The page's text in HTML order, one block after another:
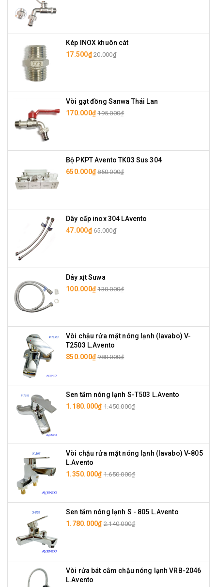
Kép INOX khuôn cát
17.500₫ 20.000₫
Vòi gạt đồng Sanwa Thái Lan
170.000₫ 195.000₫
Bộ PKPT Avento TK03 Sus 304
650.000₫ 850.000₫
Dây cấp inox 304 LAvento
47.000₫ 65.000₫
Dây xịt Suwa
100.000₫ 130.000₫
Vòi chậu rửa mặt nóng lạnh (lavabo) V-
T2503 L.Avento
850.000₫ 980.000₫
Sen tắm nóng lạnh S-T503 L.Avento
1.180.000₫ 1.450.000₫
Vòi chậu rửa mặt nóng lạnh (lavabo) V-805
L.Avento
1.350.000₫ 1.650.000₫
Sen tắm nóng lạnh S - 805 L.Avento
1.780.000₫ 2.140.000₫
Vòi rửa bát cắm chậu nóng lạnh VRB-2046
L.Avento